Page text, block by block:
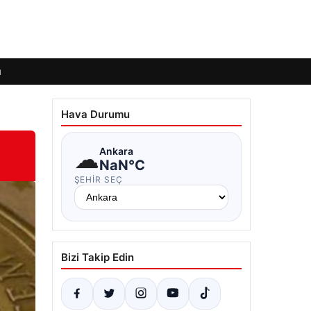
Hava Durumu
☁Ankara
NaN°C
ŞEHIR SEÇ
Bizi Takip Edin